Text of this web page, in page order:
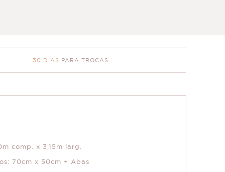
30 DIAS PARA TROCAS
comp. x 3,15m larg.
70cm x 50cm + Abas